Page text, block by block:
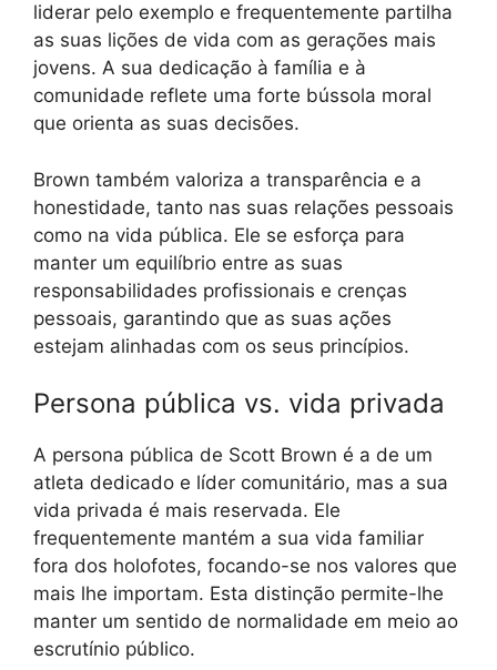
liderar pelo exemplo e frequentemente partilha
as suas lições de vida com as gerações mais
jovens. A sua dedicação à família e à
comunidade reflete uma forte bússola moral
que orienta as suas decisões.
Brown também valoriza a transparência e a
honestidade, tanto nas suas relações pessoais
como na vida pública. Ele se esforça para
manter um equilíbrio entre as suas
responsabilidades profissionais e crenças
pessoais, garantindo que as suas ações
estejam alinhadas com os seus princípios.
Persona pública vs. vida privada
A persona pública de Scott Brown é a de um
atleta dedicado e líder comunitário, mas a sua
vida privada é mais reservada. Ele
frequentemente mantém a sua vida familiar
fora dos holofotes, focando-se nos valores que
mais lhe importam. Esta distinção permite-lhe
manter um sentido de normalidade em meio ao
escrutínio público.